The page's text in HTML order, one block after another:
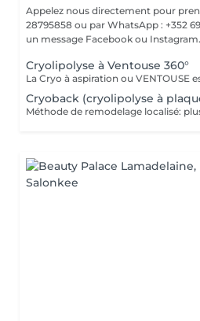
Appelez nous directement pour
28795858 ou par WhatsApp : +352
un message Facebook ou
Cryolipolyse à Ventouse 360°
Cryoback (cryolipolyse à